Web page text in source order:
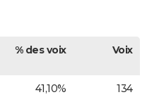
% des voix Voix
41,10% 134